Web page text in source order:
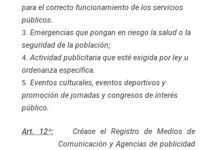
para el correcto funcionamiento de los servicios
públicos.
Emergencias que pongan en riesgo la salud o la
seguridad de la población;
Actividad publicitaria que esté exigida por ley u
ordenanza específica.
Eventos culturales, eventos deportivos y
promoción de jornadas y congresos de interés
público.
Art. 12º:Créase el Registro de Medios de
Comunicación y Agencias de publicidad